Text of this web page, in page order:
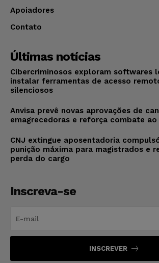
Apoiadores
Contato
Últimas notícias
Cibercriminosos exploram softwares
instalar ferramentas de acesso
silenciosos
Anvisa prevê novas aprovações de
emagrecedoras e reforça combate
CNJ extingue aposentadoria
punição máxima para magistrados e
perda do cargo
Inscreva-se
INSCREVER